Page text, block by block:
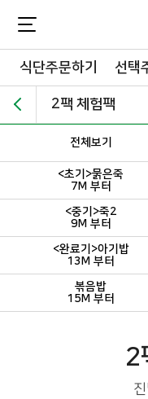
식단주문하기 선택
2팩 체험팩
전체보기
<초기>묽은죽
7M 부터
<중기>죽2
9M 부터
<완료기>아기밥
13M 부터
볶음밥
15M 부터
2